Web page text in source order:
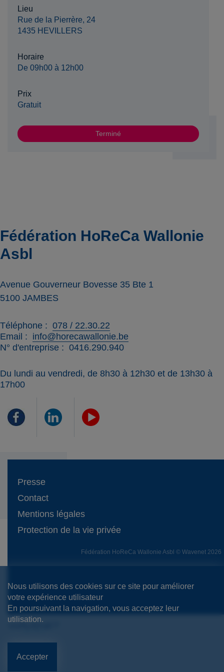
Nous utilisons des cookies sur ce site pour améliorer
votre expérience utilisateur
En poursuivant la navigation, vous acceptez leur
utilisation.
Accepter
Lieu
Rue de la Pierrère, 24
1435 HEVILLERS
Horaire
De 09h00 à 12h00
Prix
Gratuit
Terminé
Fédération HoReCa Wallonie
Asbl
Avenue Gouverneur Bovesse 35 Bte 1
5100 JAMBES
Téléphone
078 / 22.30.22
Email
info@horecawallonie.be
N° d'entreprise
0416.290.940
Du lundi au vendredi, de 8h30 à 12h30 et de 13h30 à
17h00
Presse
Contact
Mentions légales
Protection de la vie privée
Fédération HoReCa Wallonie Asbl © Wavenet 2026